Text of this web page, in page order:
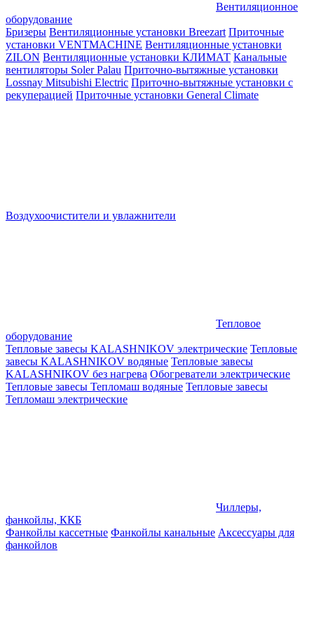
Вентиляционное
оборудование
Бризеры Вентиляционные установки Breezart Приточные
установки VENTMACHINE Вентиляционные установки
ZILON Вентиляционные установки КЛИМАТ Канальные
вентиляторы Soler Palau Приточно-вытяжные установки
Lossnay Mitsubishi Electric Приточно-вытяжные установки с
рекуперацией Приточные установки General Climate
Воздухоочистители и увлажнители
Тепловое
оборудование
Тепловые завесы KALASHNIKOV электрические Тепловые
завесы KALASHNIKOV водяные Тепловые завесы
KALASHNIKOV без нагрева Обогреватели электрические
Тепловые завесы Тепломаш водяные Тепловые завесы
Тепломаш электрические
Чиллеры,
фанкойлы, ККБ
Фанкойлы кассетные Фанкойлы канальные Аксессуары для
фанкойлов